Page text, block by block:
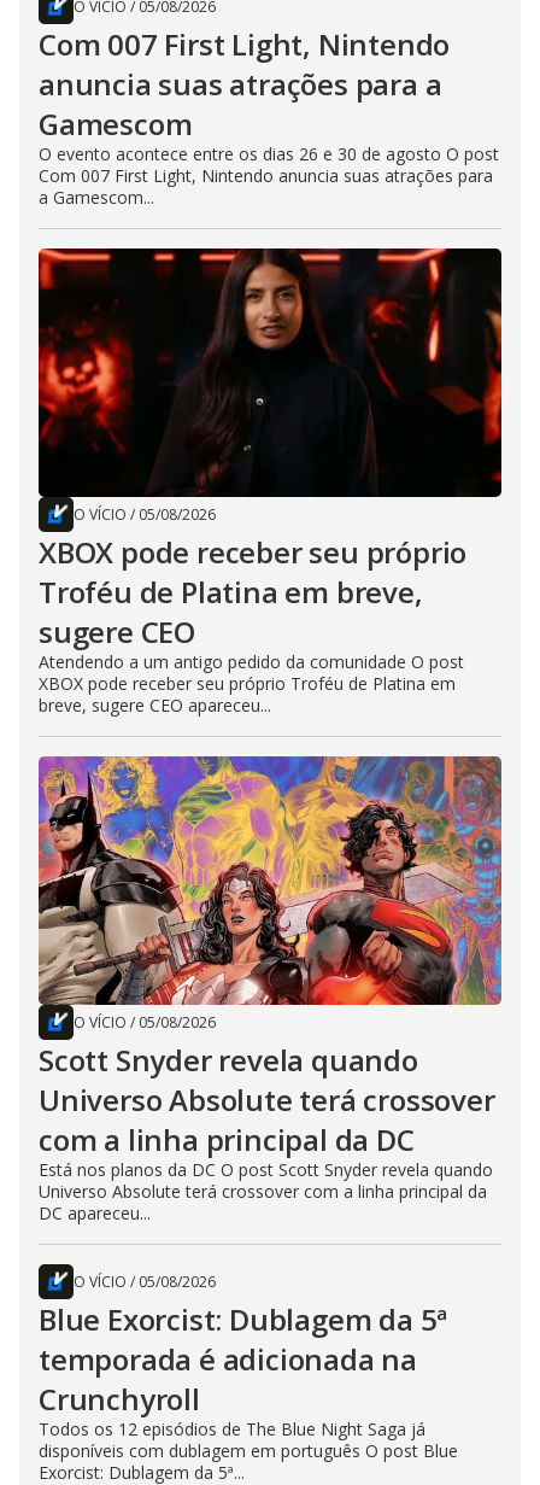
O VÍCIO / 05/08/2026
Com 007 First Light, Nintendo
anuncia suas atrações para a
Gamescom
O evento acontece entre os dias 26 e 30 de agosto O post
Com 007 First Light, Nintendo anuncia suas atrações para
a Gamescom...
O VÍCIO / 05/08/2026
XBOX pode receber seu próprio
Troféu de Platina em breve,
sugere CEO
Atendendo a um antigo pedido da comunidade O post
XBOX pode receber seu próprio Troféu de Platina em
breve, sugere CEO apareceu...
O VÍCIO / 05/08/2026
Scott Snyder revela quando
Universo Absolute terá crossover
com a linha principal da DC
Está nos planos da DC O post Scott Snyder revela quando
Universo Absolute terá crossover com a linha principal da
DC apareceu...
O VÍCIO / 05/08/2026
Blue Exorcist: Dublagem da 5ª
temporada é adicionada na
Crunchyroll
Todos os 12 episódios de The Blue Night Saga já
disponíveis com dublagem em português O post Blue
Exorcist: Dublagem da 5ª...